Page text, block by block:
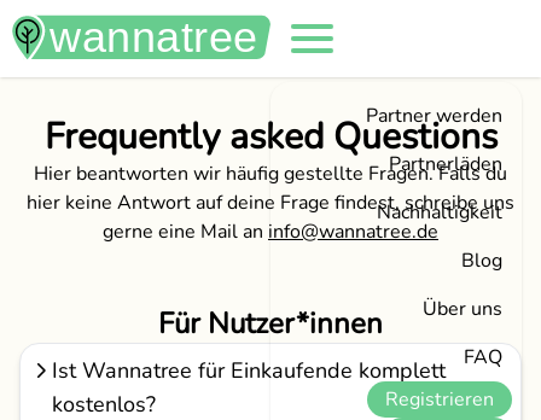
Partner werden
Partnerläden
Nachhaltigkeit
Blog
Über uns
FAQ
Registrieren
Frequently asked Questions
Hier beantworten wir häufig gestellte Fragen. Falls du
hier keine Antwort auf deine Frage findest, schreibe uns
gerne eine Mail an info@wannatree.de
Für Nutzer*innen
Ist Wannatree für Einkaufende komplett
kostenlos?